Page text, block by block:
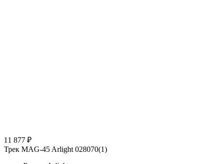
11 877 ₽
Трек MAG-45 Arlight 028070(1)